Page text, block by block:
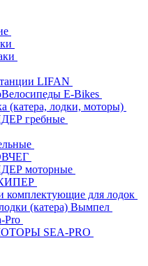
LIFAN
E-Bikes
(катера, лодки, моторы)
гребные
моторные
комплектующие для лодок
(катера) Вымпел
Pro
SEA-PRO